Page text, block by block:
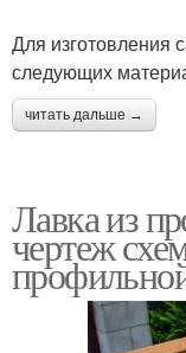
Для изготовления
следующих
читать дальше →
Лавка из
чертеж